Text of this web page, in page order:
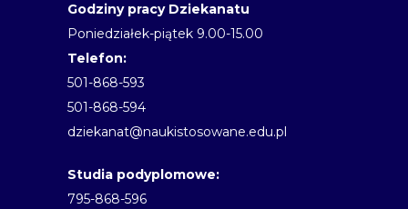
Godziny pracy Dziekanatu
Poniedziałek-piątek 9.00-15.00
Telefon:
501-868-593
501-868-594
dziekanat@naukistosowane.edu.pl
Studia podyplomowe:
795-868-596